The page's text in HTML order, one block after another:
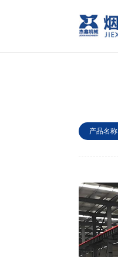
产品名称